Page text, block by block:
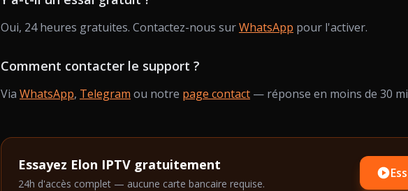
Oui, 24 heures gratuites. Contactez-nous surWhatsApp pour l'activer.
Comment contacter le support ?
Via WhatsApp, Telegram ou notre page contact — réponse en moins de 30
Essayez Elon IPTV gratuitement
24h d'accès complet — aucune carte bancaire requise.